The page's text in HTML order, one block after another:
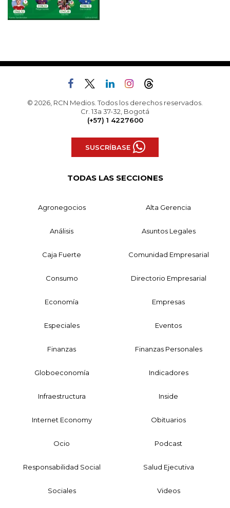
© 2026, RCN Medios. Todos los derechos reservados.
Cr. 13a 37-32, Bogotá
(+57) 1 4227600
SUSCRÍBASE
TODAS LAS SECCIONES
Agronegocios Alta Gerencia
Análisis Asuntos Legales
Caja Fuerte Comunidad Empresarial
Consumo Directorio Empresarial
Economía Empresas
Especiales Eventos
Finanzas Finanzas Personales
Globoeconomía Indicadores
Infraestructura Inside
Internet Economy Obituarios
Ocio Podcast
Responsabilidad Social Salud Ejecutiva
Sociales Videos